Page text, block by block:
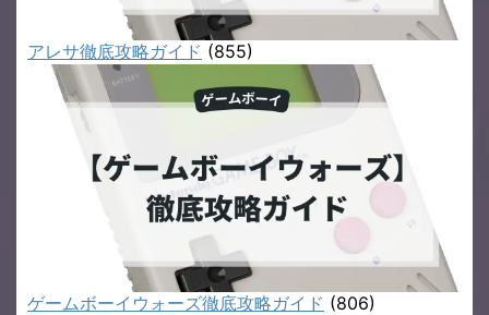
アレサ徹底攻略ガイド (855)
ゲームボーイウォーズ徹底攻略ガイド (806)